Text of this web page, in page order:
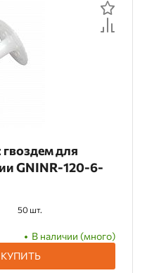
для
GNINR-120-6-
50 шт.
В наличии (много)
КУПИТЬ